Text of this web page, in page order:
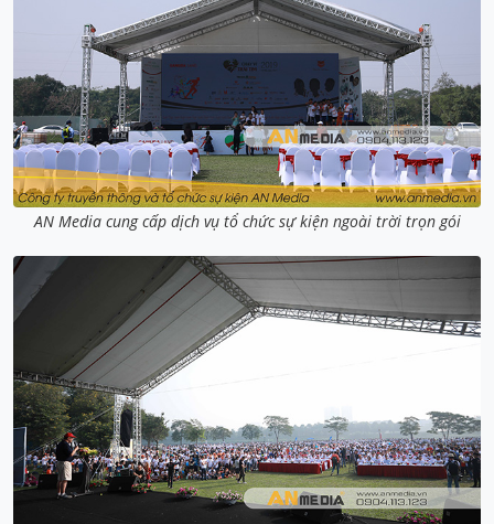
AN Media cung cấp dịch vụ tổ chức sự kiện ngoài trời trọn gói